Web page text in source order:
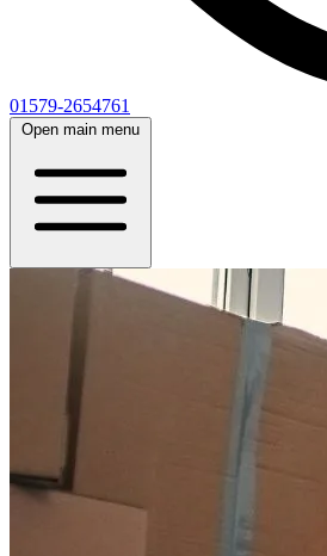
01579-2654761
Open main menu